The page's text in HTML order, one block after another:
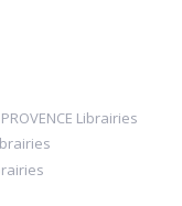
PROVENCE Librairies